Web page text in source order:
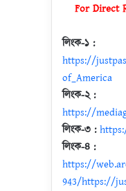
For Direct
লিংক-১ :
https://
of_America
লিংক-২ :
https://
লিংক-৩ :
লিংক-৪ :
https://
943/https://